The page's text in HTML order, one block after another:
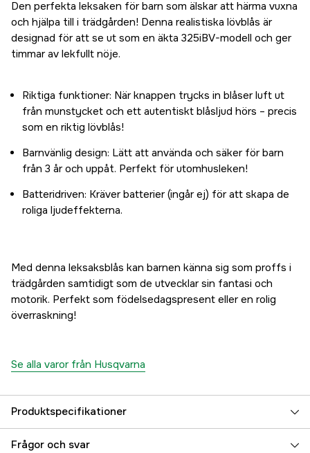
Den perfekta leksaken för barn som älskar att härma vuxna
och hjälpa till i trädgården! Denna realistiska lövblås är
designad för att se ut som en äkta 325iBV-modell och ger
timmar av lekfullt nöje.
Riktiga funktioner: När knappen trycks in blåser luft ut
från munstycket och ett autentiskt blåsljud hörs – precis
som en riktig lövblås!
Barnvänlig design: Lätt att använda och säker för barn
från 3 år och uppåt. Perfekt för utomhusleken!
Batteridriven: Kräver batterier (ingår ej) för att skapa de
roliga ljudeffekterna.
Med denna leksaksblås kan barnen känna sig som proffs i
trädgården samtidigt som de utvecklar sin fantasi och
motorik. Perfekt som födelsedagspresent eller en rolig
överraskning!
Se alla varor från Husqvarna
Produktspecifikationer
Referensnummer 2000002720
Frågor och svar